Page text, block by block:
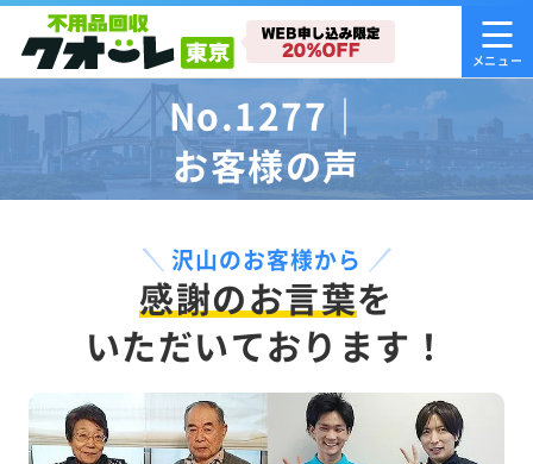
No.1277｜
お客様の声
沢山のお客様から
感謝のお言葉を
いただいております！